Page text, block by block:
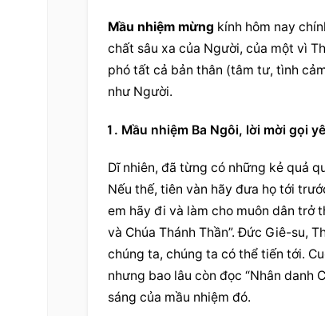
Mầu nhiệm mừng kính hôm nay
chất sâu xa của Người, của một vì
phó tất cả bản thân (tâm tư, tình
như Người.
Mầu nhiệm Ba Ngôi, lời mời gọi
Dĩ nhiên, đã từng có những kẻ quả
Nếu thế, tiên vàn hãy đưa họ tới
em hãy đi và làm cho muôn dân trở
và Chúa Thánh Thần”. Đức Giê-su,
chúng ta, chúng ta có thể tiến tới.
nhưng bao lâu còn đọc “Nhân danh
sáng của mầu nhiệm đó.